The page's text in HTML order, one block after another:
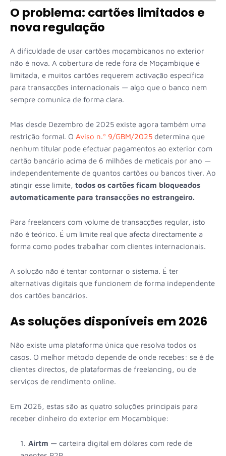
O problema: cartões limitados e
nova regulação
A dificuldade de usar cartões moçambicanos no exterior
não é nova. A cobertura de rede fora de Moçambique é
limitada, e muitos cartões requerem activação específica
para transacções internacionais — algo que o banco nem
sempre comunica de forma clara.
Mas desde Dezembro de 2025 existe agora também uma
restrição formal. O Aviso n.º 9/GBM/2025 determina que
nenhum titular pode efectuar pagamentos ao exterior com
cartão bancário acima de 6 milhões de meticais por ano —
independentemente de quantos cartões ou bancos tiver. Ao
atingir esse limite, todos os cartões ficam bloqueados
automaticamente para transacções no estrangeiro.
Para freelancers com volume de transacções regular, isto
não é teórico. É um limite real que afecta directamente a
forma como podes trabalhar com clientes internacionais.
A solução não é tentar contornar o sistema. É ter
alternativas digitais que funcionem de forma independente
dos cartões bancários.
As soluções disponíveis em 2026
Não existe uma plataforma única que resolva todos os
casos. O melhor método depende de onde recebes: se é de
clientes directos, de plataformas de freelancing, ou de
serviços de rendimento online.
Em 2026, estas são as quatro soluções principais para
receber dinheiro do exterior em Moçambique:
Airtm — carteira digital em dólares com rede de